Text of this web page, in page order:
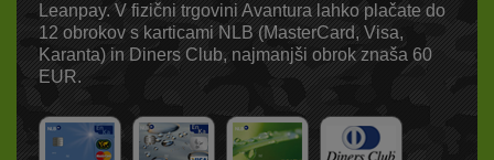
Leanpay. V fizični trgovini Avantura lahko plačate do
12 obrokov s karticami NLB (MasterCard, Visa,
Karanta) in Diners Club, najmanjši obrok znaša 60
EUR.